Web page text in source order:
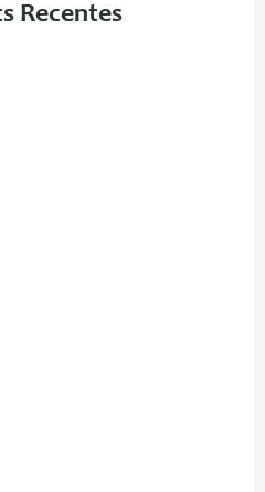
Recentes